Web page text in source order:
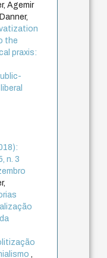
Agemir
the
praxis:
n. 3
,